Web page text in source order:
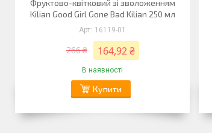
Фруктово-квітковий зі зволоженням
Kilian Good Girl Gone Bad Kilian 250 мл
16119-01
266 ₴ 164,92 ₴
В наявності
Купити